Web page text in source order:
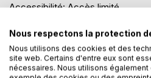
Accessibilité: Accès limité
Évaluation:
0%
0avis
Nous respectons la protection
Nous utilisons des cookies et des
site web. Certains d'entre eux sont
nécessaires. Nous utilisons